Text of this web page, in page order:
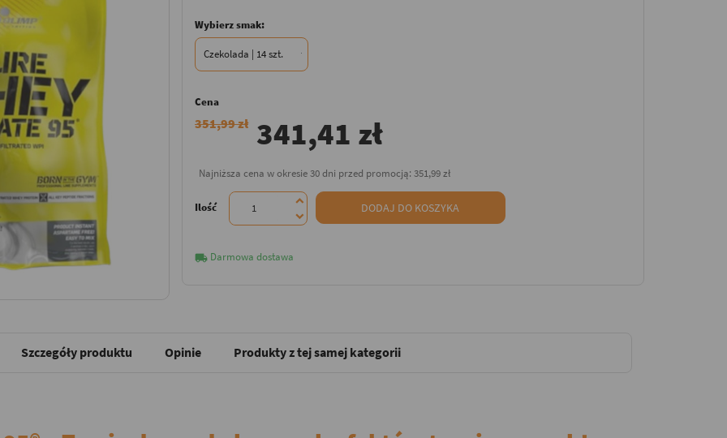
Wybierz smak:
Cena
351,99 zł 341,41 zł
Najniższa cena w okresie 30 dni przed promocją: 351,99 zł
Ilość DODAJ DO KOSZYKA
local_shipping Darmowa dostawa
Szczegóły produktu Opinie Produkty z tej samej kategorii